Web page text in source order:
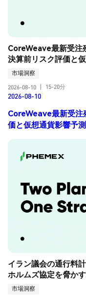
CoreWeave最新受注
決算前リスク評価と
市場洞察
2026-08-10
15-20分
2026-08-10
CoreWeave最新受注
価と仮想通貨影響予測
イラン議会の通行料
ホルムズ協定を脅か
市場洞察